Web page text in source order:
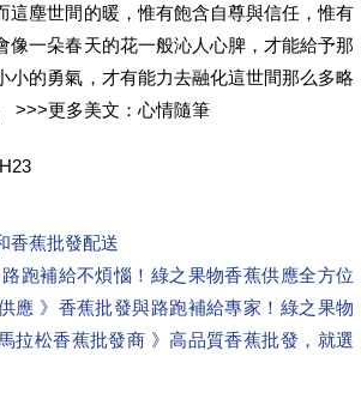
這塵世間的暖，惟有飽含自尊與信任，惟有
像一朵春天的花一般沁人心脾，才能給予那
小的勇氣，才有能力去融化這世間那么多略
>>>更多美文：心情隨筆
香蕉批發配送
跑補給不煩惱！綠之果物香蕉供應全方位
應 》香蕉批發與路跑補給專家！綠之果物
拉松香蕉批發商 》高品質香蕉批發，就選